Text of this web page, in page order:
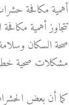
أهمية مكافحة
تتجاوز أهمية
صحة السكان
مشكلات صحية
كما أن بعض